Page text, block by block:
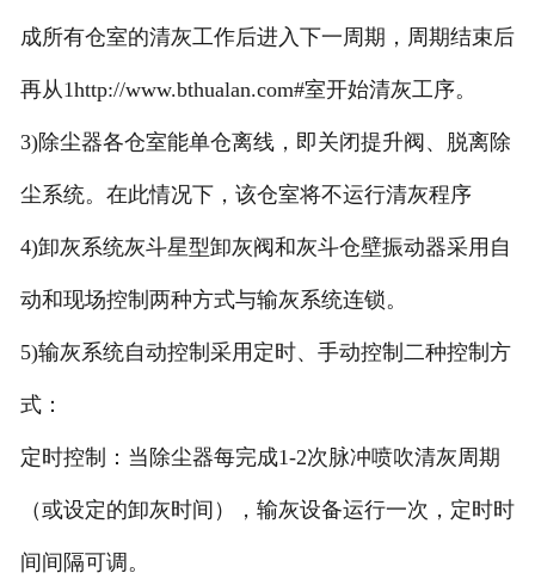
成所有仓室的清灰工作后进入下一周期，周期结束后
再从1http://www.bthualan.com#室开始清灰工序。
3)除尘器各仓室能单仓离线，即关闭提升阀、脱离除
尘系统。在此情况下，该仓室将不运行清灰程序
4)卸灰系统灰斗星型卸灰阀和灰斗仓壁振动器采用自
动和现场控制两种方式与输灰系统连锁。
5)输灰系统自动控制采用定时、手动控制二种控制方
式：
定时控制：当除尘器每完成1-2次脉冲喷吹清灰周期
（或设定的卸灰时间），输灰设备运行一次，定时时
间间隔可调。